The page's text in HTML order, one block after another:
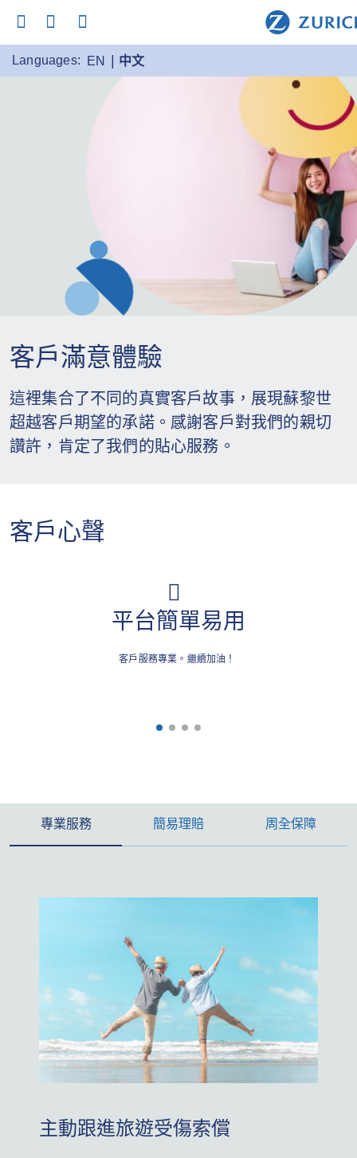
Languages: EN 中文
客戶滿意體驗
這裡集合了不同的真實客戶故事，展現蘇黎世
超越客戶期望的承諾。感謝客戶對我們的親切
讚許，肯定了我們的貼心服務。
客戶心聲
平台簡單易用
客戶服務專業。繼續加油！
專業服務 簡易理賠 周全保障
主動跟進旅遊受傷索償